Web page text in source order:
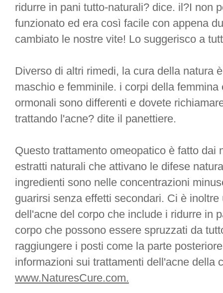
ridurre in pani tutto-naturali? dice. il?I non
funzionato ed era così facile con appena
cambiato le nostre vite! Lo suggerisco a
Diverso di altri rimedi, la cura della natura
maschio e femminile. i corpi della
ormonali sono differenti e dovete
trattando l'acne? dite il panettiere.
Questo trattamento omeopatico è fatto dai
estratti naturali che attivano le difese
ingredienti sono nelle concentrazioni
guarirsi senza effetti secondari. Ci è
dell'acne del corpo che include i ridurre in
corpo che possono essere spruzzati da
raggiungere i posti come la parte
informazioni sui trattamenti dell'acne della
www.NaturesCure.com.